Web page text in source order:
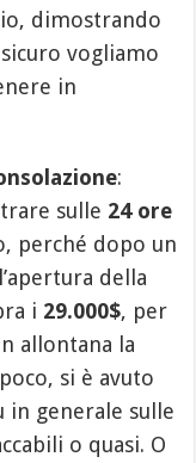
dimostrando
vogliamo
in
:
sulle 24 ore
perché dopo un
della
i 29.000$, per
allontana la
si è avuto
in generale sulle
o quasi. O